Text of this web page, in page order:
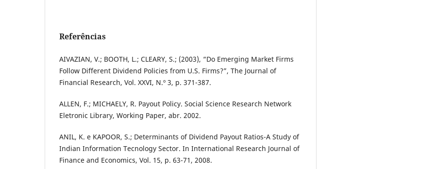
Referências
AIVAZIAN, V.; BOOTH, L.; CLEARY, S.; (2003), “Do Emerging Market Firms
Follow Different Dividend Policies from U.S. Firms?”, The Journal of
Financial Research, Vol. XXVI, N.º 3, p. 371-387.
ALLEN, F.; MICHAELY, R. Payout Policy. Social Science Research Network
Eletronic Library, Working Paper, abr. 2002.
ANIL, K. e KAPOOR, S.; Determinants of Dividend Payout Ratios-A Study of
Indian Information Tecnology Sector. In International Research Journal of
Finance and Economics, Vol. 15, p. 63-71, 2008.